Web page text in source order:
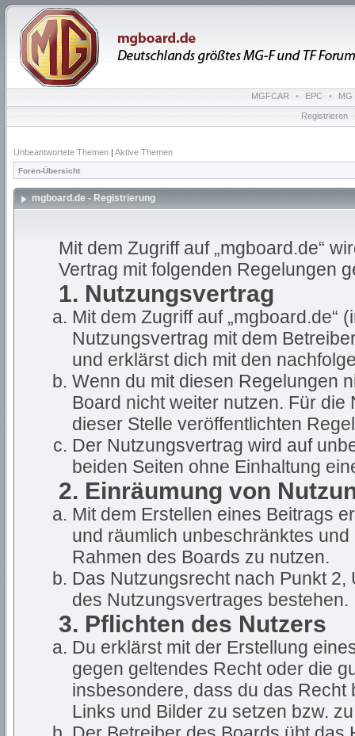
MGFCAR • EPC • MG
Registrieren
Unbeantwortete Themen | Aktive Themen
Foren-Übersicht
mgboard.de - Registrierung
Mit dem Zugriff auf „mgboard.de“
Vertrag mit folgenden Regelungen
1. Nutzungsvertrag
Mit dem Zugriff auf „mgboard.de“
Nutzungsvertrag mit dem
und erklärst dich mit den
Wenn du mit diesen Regelungen
Board nicht weiter nutzen. Für
dieser Stelle veröffentlichten
Der Nutzungsvertrag wird auf
beiden Seiten ohne Einhaltung
2. Einräumung von
Mit dem Erstellen eines Beitrags
und räumlich unbeschränktes
Rahmen des Boards zu nutzen.
Das Nutzungsrecht nach Punkt
des Nutzungsvertrages bestehen.
3. Pflichten des Nutzers
Du erklärst mit der Erstellung
gegen geltendes Recht oder die
insbesondere, dass du das
Links und Bilder zu setzen bzw.